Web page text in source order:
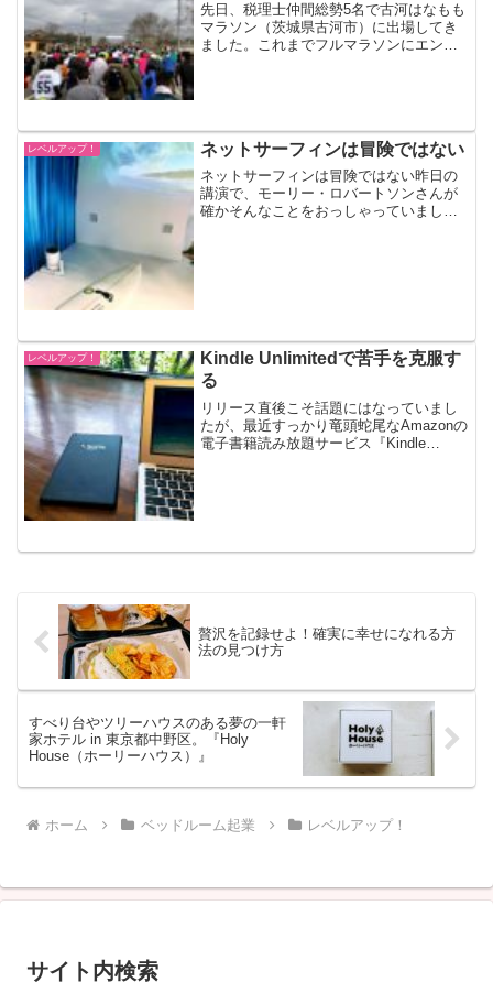
先日、税理士仲間総勢5名で古河はなもも
マラソン（茨城県古河市）に出場してき
ました。これまでフルマラソンにエント
レベルアップ！ ネットサーフィンは冒険ではない
ネットサーフィンは冒険ではない昨日の
講演で、モーリー・ロバートソンさんが
確かそんなことをおっしゃっていまし
レベルアップ！
Kindle Unlimitedで苦手を克服す
る
リリース直後こそ話題にはなっていまし
たが、最近すっかり竜頭蛇尾なAmazonの
電子書籍読み放題サービス『Kindle
贅沢を記録せよ！確実に幸せになれる方
法の見つけ方
すべり台やツリーハウスのある夢の一軒
家ホテル in 東京都中野区。『Holy
House（ホーリーハウス）』
ホーム ベッドルーム起業 レベルアップ！
サイト内検索